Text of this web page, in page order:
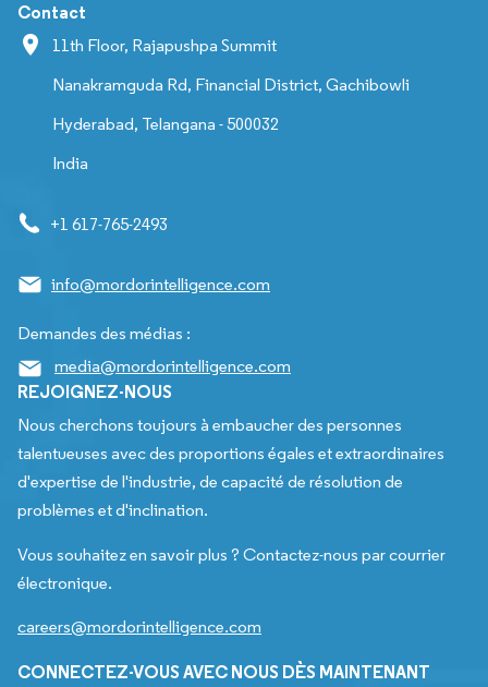
Contact
11th Floor, Rajapushpa Summit
Nanakramguda Rd, Financial District, Gachibowli
Hyderabad, Telangana - 500032
India
+1 617-765-2493
info@mordorintelligence.com
Demandes des médias :
media@mordorintelligence.com
REJOIGNEZ-NOUS
Nous cherchons toujours à embaucher des personnes
talentueuses avec des proportions égales et extraordinaires
d'expertise de l'industrie, de capacité de résolution de
problèmes et d'inclination.
Vous souhaitez en savoir plus ? Contactez-nous par courrier
électronique.
careers@mordorintelligence.com
CONNECTEZ-VOUS AVEC NOUS DÈS MAINTENANT